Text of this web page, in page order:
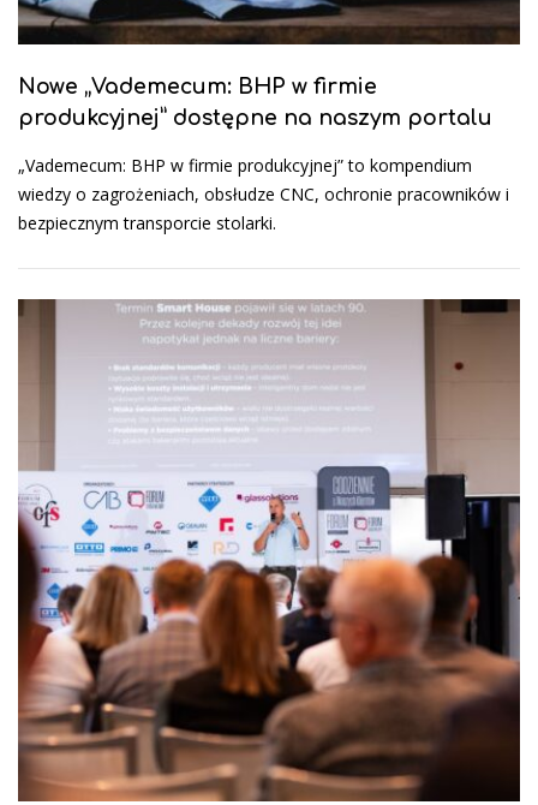
Nowe „Vademecum: BHP w firmie
produkcyjnej” dostępne na naszym portalu
„Vademecum: BHP w firmie produkcyjnej” to kompendium
wiedzy o zagrożeniach, obsłudze CNC, ochronie pracowników i
bezpiecznym transporcie stolarki.